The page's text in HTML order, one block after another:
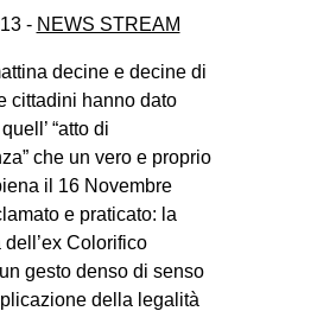
- NEWS STREAM
decine e decine di
cittadini hanno dato
“atto di
che un vero e proprio
il 16 Novembre
e praticato: la
dell’ex Colorifico
gesto denso di senso
della legalità